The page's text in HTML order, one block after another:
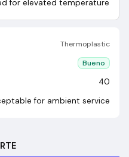
for elevated temperature
Thermoplastic
Bueno
40
for ambient service